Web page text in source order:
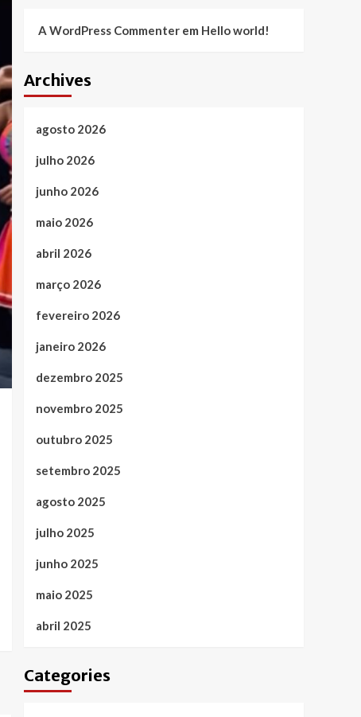
A WordPress Commenterem Hello world!
Archives
agosto 2026
julho 2026
junho 2026
maio 2026
abril 2026
março 2026
fevereiro 2026
janeiro 2026
dezembro 2025
novembro 2025
outubro 2025
setembro 2025
agosto 2025
julho 2025
junho 2025
maio 2025
abril 2025
Categories